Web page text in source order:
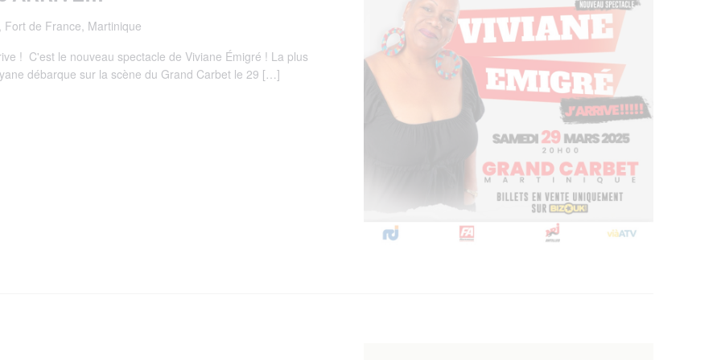
Fort de France, Martinique
! C'est le nouveau spectacle de Viviane Émigré ! La plus
débarque sur la scène du Grand Carbet le 29 […]